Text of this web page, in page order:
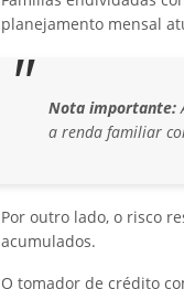
planejamento mensal
Nota importante:
a renda familiar
Por outro lado, o risco
acumulados.
O tomador de crédito